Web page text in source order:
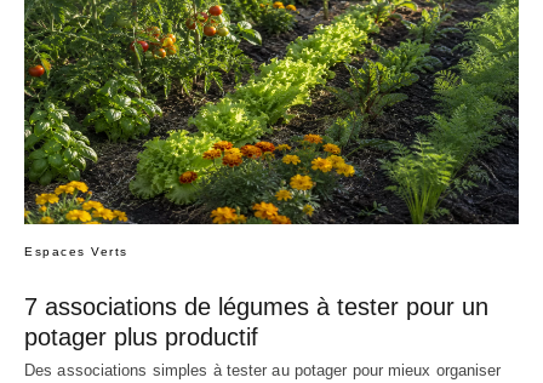
Espaces Verts
7 associations de légumes à tester pour un
potager plus productif
Des associations simples à tester au potager pour mieux organiser